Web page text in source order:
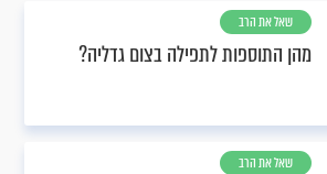
שאל את הרב
מהן התוספות לתפילה בצום גדליה?
שאל את הרב